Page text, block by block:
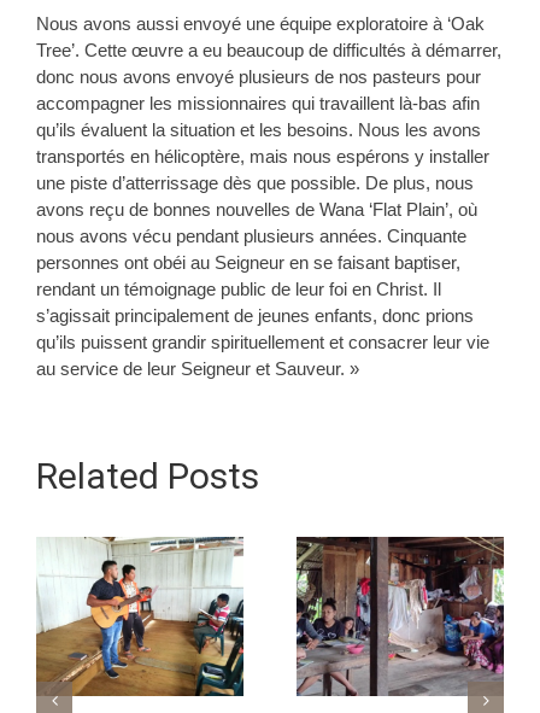
Nous avons aussi envoyé une équipe exploratoire à ‘Oak
Tree’. Cette œuvre a eu beaucoup de difficultés à démarrer,
donc nous avons envoyé plusieurs de nos pasteurs pour
accompagner les missionnaires qui travaillent là-bas afin
qu’ils évaluent la situation et les besoins. Nous les avons
transportés en hélicoptère, mais nous espérons y installer
une piste d’atterrissage dès que possible. De plus, nous
avons reçu de bonnes nouvelles de Wana ‘Flat Plain’, où
nous avons vécu pendant plusieurs années. Cinquante
personnes ont obéi au Seigneur en se faisant baptiser,
rendant un témoignage public de leur foi en Christ. Il
s’agissait principalement de jeunes enfants, donc prions
qu’ils puissent grandir spirituellement et consacrer leur vie
au service de leur Seigneur et Sauveur. »
Related Posts